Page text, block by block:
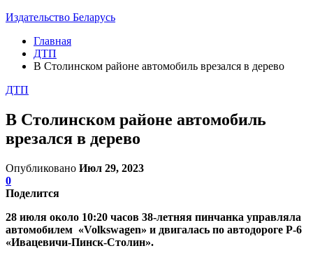
Издательство Беларусь
Главная
ДТП
В Столинском районе автомобиль врезался в дерево
ДТП
В Столинском районе автомобиль
врезался в дерево
Опубликовано Июл 29, 2023
0
Поделится
28 июля около 10:20 часов 38-летняя пинчанка управляла
автомобилем «Volkswagen» и двигалась по автодороге Р-6
«Ивацевичи-Пинск-Столин».